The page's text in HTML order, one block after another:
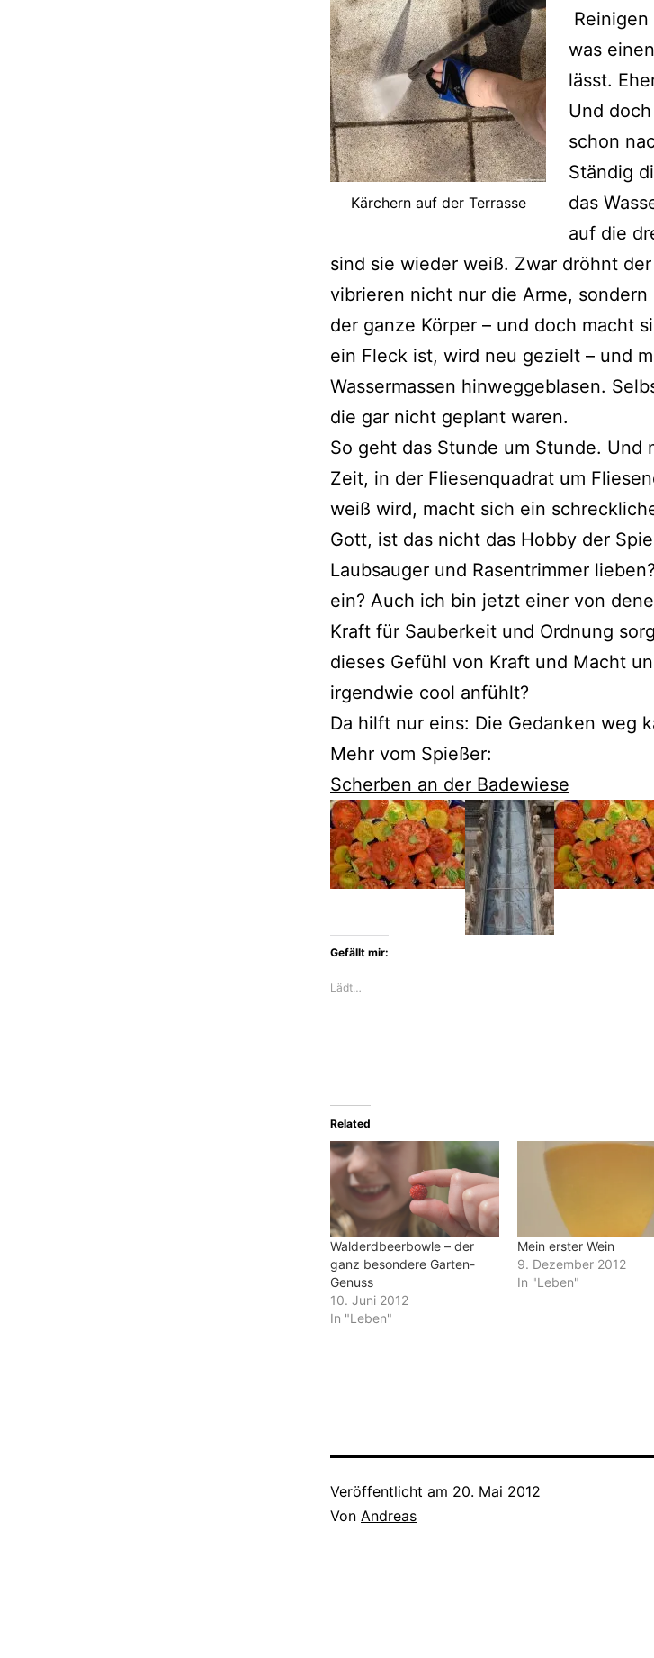
Kärchern auf der Terrasse
was
lässt.
Und
schon
Ständig
das
auf die
sind sie wieder weiß. Zwar dröhnt
vibrieren nicht nur die Arme,
der ganze Körper – und doch macht
ein Fleck ist, wird neu gezielt – und
Wassermassen hinweggeblasen.
die gar nicht geplant waren.
So geht das Stunde um Stunde.
Zeit, in der Fliesenquadrat um
weiß wird, macht sich ein
Gott, ist das nicht das Hobby der
Laubsauger und Rasentrimmer
ein? Auch ich bin jetzt einer von
Kraft für Sauberkeit und Ordnung
dieses Gefühl von Kraft und Macht
irgendwie cool anfühlt?
Da hilft nur eins: Die Gedanken weg
Mehr vom Spießer:
Scherben an der Badewiese
Gefällt mir:
Lädt…
Related
Walderdbeerbowle – der
ganz besondere Garten-
Genuss
10. Juni 2012
In "Leben"
Mein erster Wein
9. Dezember 2012
In "Leben"
Veröffentlicht am 20. Mai 2012
Von Andreas